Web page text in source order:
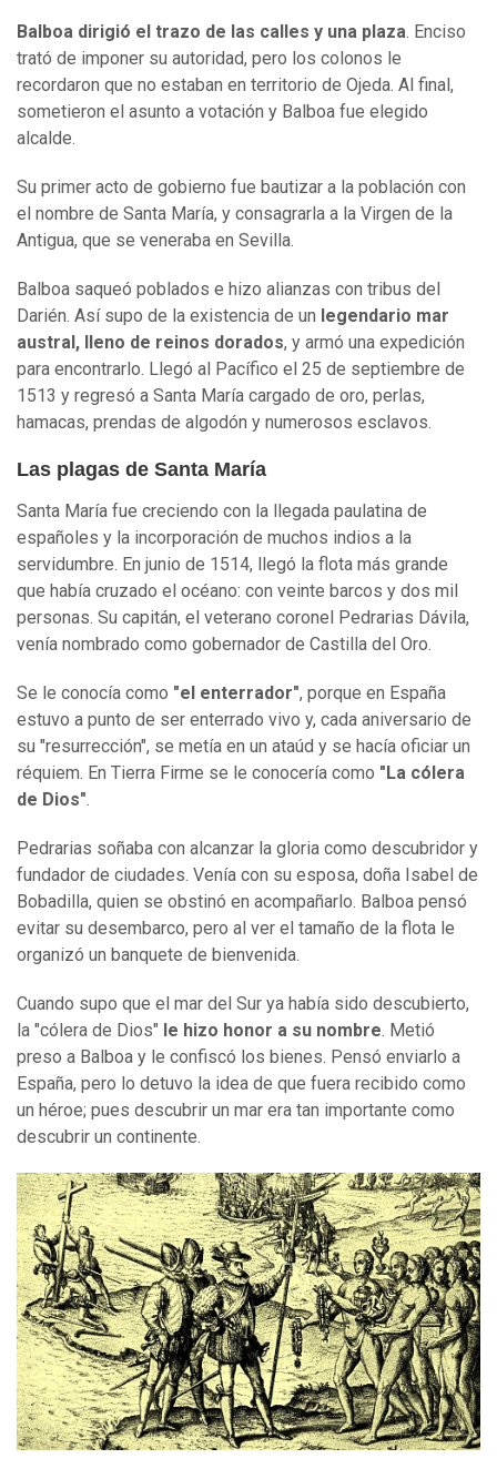
Balboa dirigió el trazo de las calles y una plaza. Enciso
trató de imponer su autoridad, pero los colonos le
recordaron que no estaban en territorio de Ojeda. Al final,
sometieron el asunto a votación y Balboa fue elegido
alcalde.
Su primer acto de gobierno fue bautizar a la población con
el nombre de Santa María, y consagrarla a la Virgen de la
Antigua, que se veneraba en Sevilla.
Balboa saqueó poblados e hizo alianzas con tribus del
Darién. Así supo de la existencia de un legendario mar
austral, lleno de reinos dorados, y armó una expedición
para encontrarlo. Llegó al Pacífico el 25 de septiembre de
1513 y regresó a Santa María cargado de oro, perlas,
hamacas, prendas de algodón y numerosos esclavos.
Las plagas de Santa María
Santa María fue creciendo con la llegada paulatina de
españoles y la incorporación de muchos indios a la
servidumbre. En junio de 1514, llegó la flota más grande
que había cruzado el océano: con veinte barcos y dos mil
personas. Su capitán, el veterano coronel Pedrarias Dávila,
venía nombrado como gobernador de Castilla del Oro.
Se le conocía como "el enterrador", porque en España
estuvo a punto de ser enterrado vivo y, cada aniversario de
su "resurrección", se metía en un ataúd y se hacía oficiar un
réquiem. En Tierra Firme se le conocería como "La cólera
de Dios".
Pedrarias soñaba con alcanzar la gloria como descubridor y
fundador de ciudades. Venía con su esposa, doña Isabel de
Bobadilla, quien se obstinó en acompañarlo. Balboa pensó
evitar su desembarco, pero al ver el tamaño de la flota le
organizó un banquete de bienvenida.
Cuando supo que el mar del Sur ya había sido descubierto,
la "cólera de Dios" le hizo honor a su nombre. Metió
preso a Balboa y le confiscó los bienes. Pensó enviarlo a
España, pero lo detuvo la idea de que fuera recibido como
un héroe; pues descubrir un mar era tan importante como
descubrir un continente.